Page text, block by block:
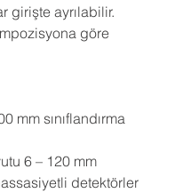
girişte ayrılabilir.
göre
mm sınıflandırma
6 – 120 mm
detektörler